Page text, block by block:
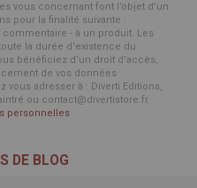
vous concernant font l’objet d’un
pour la finalité suivante :
- à un produit. Les
la durée d'existence du
bénéficiez d’un droit d’accès,
de vos données
vous adresser à : Diverti Editions,
ou contact@divertistore.fr.
personnelles
DE BLOG